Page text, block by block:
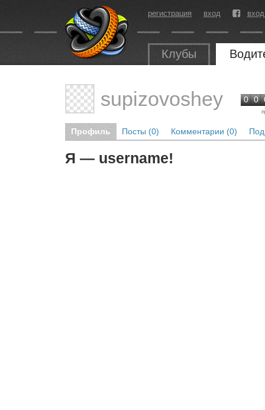
регистрация вход
Клубы
supizovoshey 0 0
Профиль Посты (0) Комментарии (0)
Я — username!